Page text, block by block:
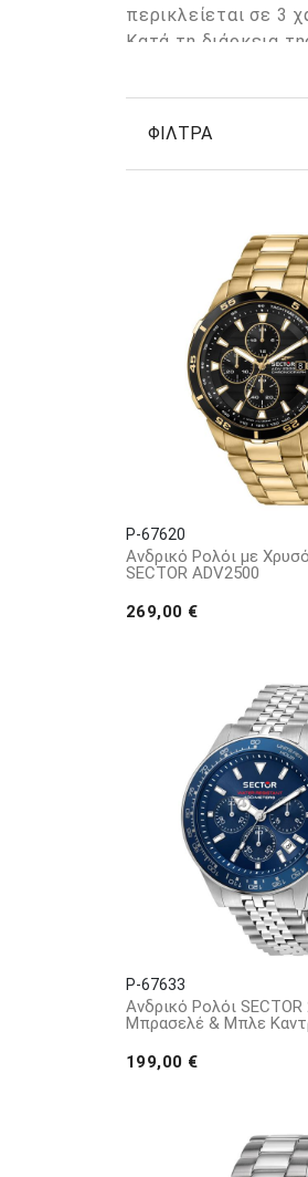
περικλείεται σε 3
Κατά τη διάρκεια
τον ιταλικό
επιδόσεων για
Σήμερα, η Sector
ξεπεράσουν και να
Από το 2021 η
άλλη μια χρονιά
ΦΙΛΤΡΑ
P-67620
Ανδρικό Ρολόι με
SECTOR ADV2500
269,00 €
P-67633
Ανδρικό Ρολόι
Μπρασελέ & Μπλε
199,00 €